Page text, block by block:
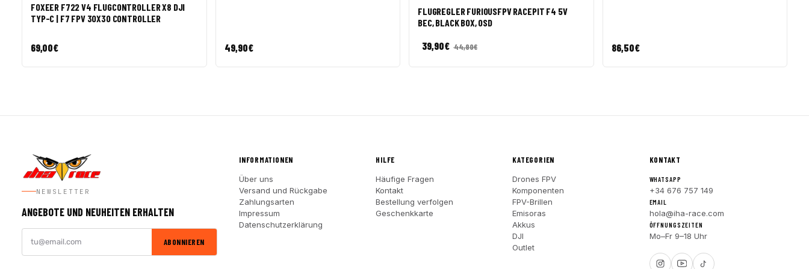
FOXEER F722 V4 FLUGCONTROLLER X8 DJI
TYP-C | F7 FPV 30X30 CONTROLLER
69,00€ 49,90€
FLUGREGLER FURIOUSFPV RACEPIT F4 5V
BEC, BLACK BOX, OSD
39,90€ 44,90€ 86,50€
NEWSLETTER
ANGEBOTE UND NEUHEITEN ERHALTEN
ABONNIEREN
INFORMATIONEN
Über uns
Versand und Rückgabe
Zahlungsarten
Impressum
Datenschutzerklärung
HILFE
Häufige Fragen
Kontakt
Bestellung verfolgen
Geschenkkarte
KATEGORIEN
Drones FPV
Komponenten
FPV-Brillen
Emisoras
Akkus
DJI
Outlet
KONTAKT
WHATSAPP
+34 676 757 149
EMAIL
hola@iha-race.com
ÖFFNUNGSZEITEN
Mo–Fr 9–18 Uhr